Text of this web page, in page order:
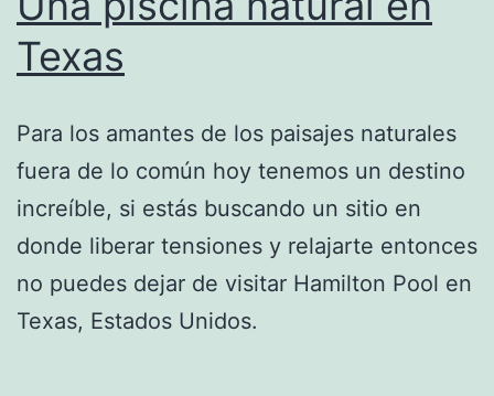
Texas
Para los amantes de los paisajes naturales
fuera de lo común hoy tenemos un destino
increíble, si estás buscando un sitio en
donde liberar tensiones y relajarte entonces
no puedes dejar de visitar Hamilton Pool en
Texas, Estados Unidos.